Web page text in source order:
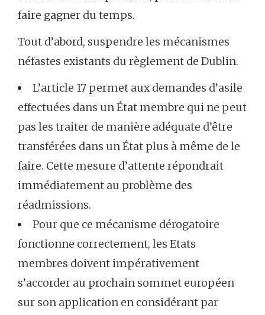
faire gagner du temps.
Tout d’abord, suspendre les mécanismes
néfastes existants du règlement de Dublin.
L’article 17 permet aux demandes d’asile
effectuées dans un État membre qui ne peut
pas les traiter de manière adéquate d’être
transférées dans un État plus à même de le
faire. Cette mesure d’attente répondrait
immédiatement au problème des
réadmissions.
Pour que ce mécanisme dérogatoire
fonctionne correctement, les Etats
membres doivent impérativement
s’accorder au prochain sommet européen
sur son application en considérant par